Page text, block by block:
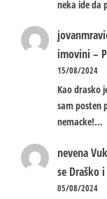
neka ide da
imovini –
15/08/2024
Kao drasko
sam posten
nemacke!…
nevena
se Draško
05/08/2024